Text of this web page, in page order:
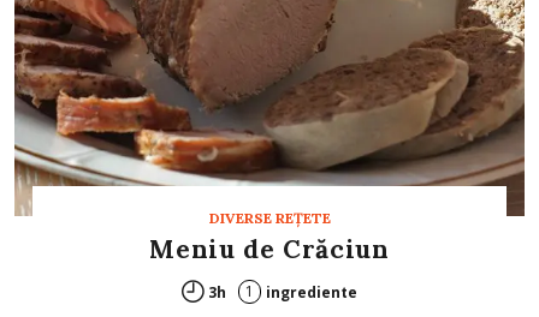
DIVERSE REȚETE
Meniu de Crăciun
3h 1 ingrediente